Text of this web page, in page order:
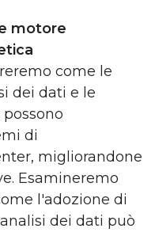
motore
come le
dei dati e le
di
migliorandone
Esamineremo
l'adozione di
dei dati può